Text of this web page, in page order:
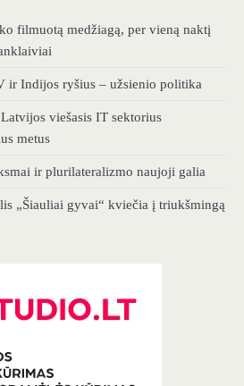
filmuotą medžiagą, per vieną naktį
ir Indijos ryšius – užsienio politika
viešasis IT sektorius
metus
ir plurilateralizmo naujoji galia
„Šiauliai gyvai“ kviečia į triukšmingą